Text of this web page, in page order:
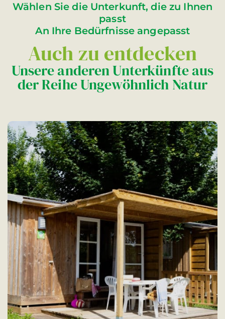
Wählen Sie die Unterkunft, die zu Ihnen
passt
An Ihre Bedürfnisse angepasst
Auch zu entdecken
Unsere anderen Unterkünfte aus
der Reihe Ungewöhnlich Natur